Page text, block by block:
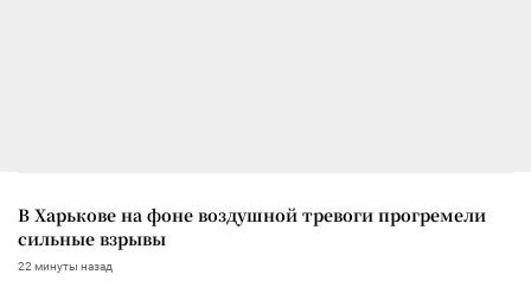
В Харькове на фоне воздушной тревоги прогремели
сильные взрывы
22 минуты назад